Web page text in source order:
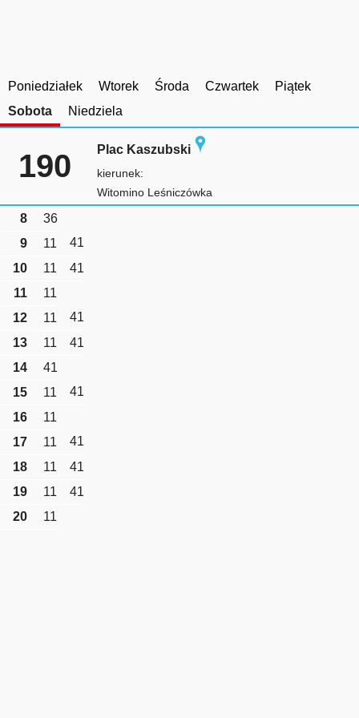
Poniedziałek Wtorek Środa Czwartek
Piątek
Sobota
Niedziela
190 Plac Kaszubski
kierunek:
Witomino Leśniczówka
8
36
9
11
41
10
11
41
11
11
12
11
41
13
11
41
14
41
15
11
41
16
11
17
11
41
18
11
41
19
11
41
20
11